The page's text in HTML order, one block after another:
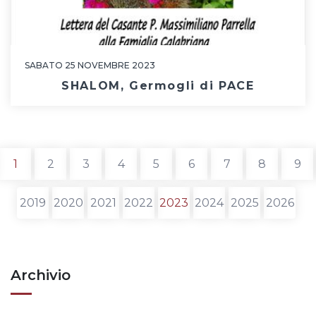
SABATO 25 NOVEMBRE 2023
SHALOM, Germogli di PACE
1(current)
2 3 4 5 6 7 8 9
2019 2020 2021 2022 2023 2024 2025 2026
Archivio